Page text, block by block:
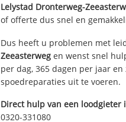
Lelystad Dronterweg-
of offerte dus snel en
Dus heeft u problemen met
Zeeasterweg en wenst snel
per dag, 365 dagen per jaar
spoedreparaties uit te voeren.
Direct hulp van een loodgieter
0320-331080